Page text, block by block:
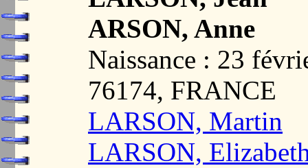
ARSON, Anne
Naissance : 23
76174, FRANCE
LARSON, Martin
LARSON,